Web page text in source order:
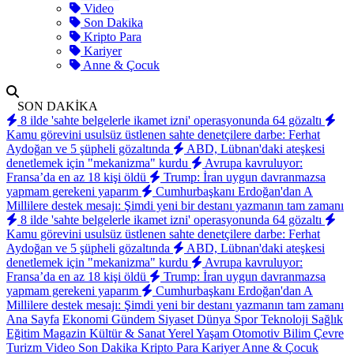
Video
Son Dakika
Kripto Para
Kariyer
Anne & Çocuk
SON DAKİKA
8 ilde 'sahte belgelerle ikamet izni' operasyonunda 64 gözaltı
Kamu görevini usulsüz üstlenen sahte denetçilere darbe: Ferhat
Aydoğan ve 5 şüpheli gözaltında
ABD, Lübnan'daki ateşkesi
denetlemek için "mekanizma" kurdu
Avrupa kavruluyor:
Fransa’da en az 18 kişi öldü
Trump: İran uygun davranmazsa
yapmam gerekeni yaparım
Cumhurbaşkanı Erdoğan'dan A
Millilere destek mesajı: Şimdi yeni bir destanı yazmanın tam zamanı
8 ilde 'sahte belgelerle ikamet izni' operasyonunda 64 gözaltı
Kamu görevini usulsüz üstlenen sahte denetçilere darbe: Ferhat
Aydoğan ve 5 şüpheli gözaltında
ABD, Lübnan'daki ateşkesi
denetlemek için "mekanizma" kurdu
Avrupa kavruluyor:
Fransa’da en az 18 kişi öldü
Trump: İran uygun davranmazsa
yapmam gerekeni yaparım
Cumhurbaşkanı Erdoğan'dan A
Millilere destek mesajı: Şimdi yeni bir destanı yazmanın tam zamanı
Ana Sayfa Ekonomi Gündem Siyaset Dünya SporTeknoloji Sağlık
Eğitim Magazin Kültür & SanatYerel Yaşam Otomotiv Bilim Çevre
Turizm Video Son Dakika Kripto Para KariyerAnne & Çocuk